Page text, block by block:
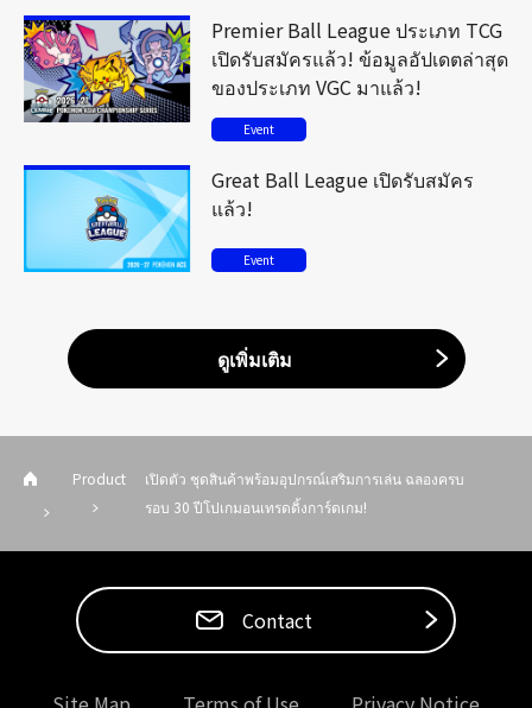
Premier Ball League ประเภท TCG
เปิดรับสมัครแล้ว! ข้อมูลอัปเดตล่าสุด
ของประเภท VGC มาแล้ว!
Event
Great Ball League เปิดรับสมัคร
แล้ว!
Event
ดูเพิ่มเติม
Product
เปิดตัว ชุดสินค้าพร้อมอุปกรณ์เสริมการเล่น ฉลองครบ
รอบ 30 ปีโปเกมอนเทรดดิ้งการ์ดเกม!
Contact